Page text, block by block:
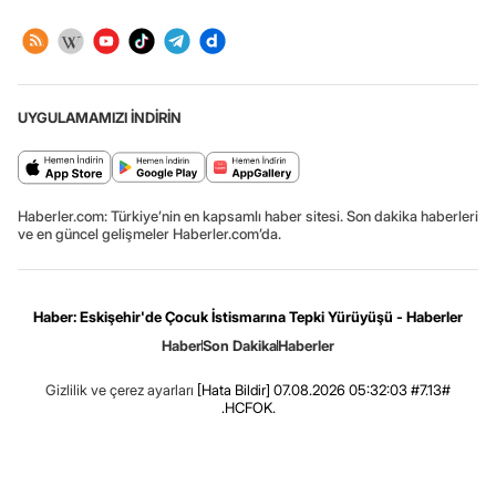
UYGULAMAMIZI İNDİRİN
Haberler.com: Türkiye’nin en kapsamlı haber sitesi. Son dakika haberleri
ve en güncel gelişmeler Haberler.com’da.
Haber: Eskişehir'de Çocuk İstismarına Tepki Yürüyüşü - Haberler
HaberSon DakikaHaberler
Gizlilik ve çerez ayarları [Hata Bildir] 07.08.2026 05:32:03 #7.13#
.HCFOK.